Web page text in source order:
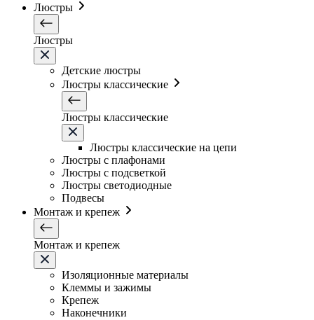
Люстры
Люстры
Детские люстры
Люстры классические
Люстры классические
Люстры классические на цепи
Люстры с плафонами
Люстры с подсветкой
Люстры светодиодные
Подвесы
Монтаж и крепеж
Монтаж и крепеж
Изоляционные материалы
Клеммы и зажимы
Крепеж
Наконечники